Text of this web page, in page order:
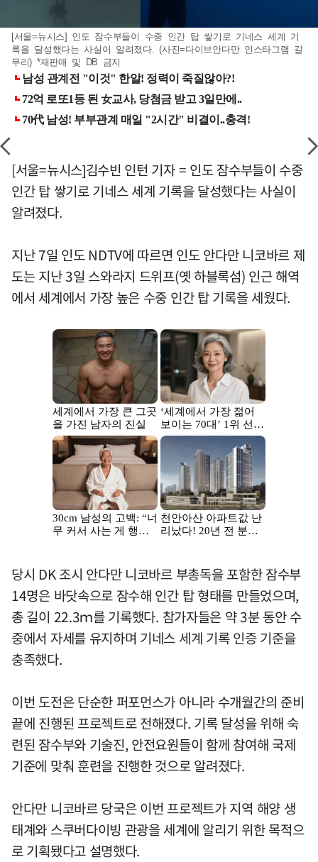
[서울=뉴시스] 인도 잠수부들이 수중 인간 탑 쌓기로 기네스 세계 기
록을 달성했다는 사실이 알려졌다. (사진=다이브안다만 인스타그램 갈
무리) *재판매 및 DB 금지
[서울=뉴시스]김수빈 인턴 기자 = 인도 잠수부들이 수중
인간 탑 쌓기로 기네스 세계 기록을 달성했다는 사실이
알려졌다.
지난 7일 인도 NDTV에 따르면 인도 안다만 니코바르 제
도는 지난 3일 스와라지 드위프(옛 하블록섬) 인근 해역
에서 세계에서 가장 높은 수중 인간 탑 기록을 세웠다.
당시 DK 조시 안다만 니코바르 부총독을 포함한 잠수부
14명은 바닷속으로 잠수해 인간 탑 형태를 만들었으며,
총 길이 22.3ｍ를 기록했다. 참가자들은 약 3분 동안 수
중에서 자세를 유지하며 기네스 세계 기록 인증 기준을
충족했다.
이번 도전은 단순한 퍼포먼스가 아니라 수개월간의 준비
끝에 진행된 프로젝트로 전해졌다. 기록 달성을 위해 숙
련된 잠수부와 기술진, 안전요원들이 함께 참여해 국제
기준에 맞춰 훈련을 진행한 것으로 알려졌다.
안다만 니코바르 당국은 이번 프로젝트가 지역 해양 생
태계와 스쿠버다이빙 관광을 세계에 알리기 위한 목적으
로 기획됐다고 설명했다.